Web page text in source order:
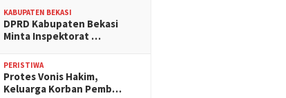
KABUPATEN BEKASI
DPRD Kabupaten Bekasi
Minta Inspektorat …
PERISTIWA
Protes Vonis Hakim,
Keluarga Korban Pemb…